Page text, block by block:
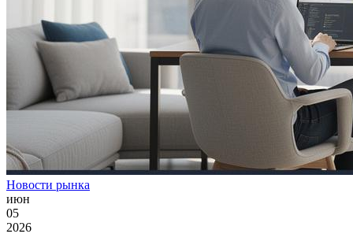
Новости рынка
июн
05
2026